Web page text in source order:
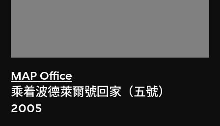
MAP Office
乘着波德萊爾號回家（五號）
2005